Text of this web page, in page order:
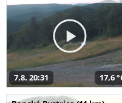
7.8. 20:31 17,6